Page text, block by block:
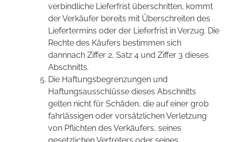
verbindliche Lieferfrist überschritten, kommt
der Verkäufer bereits mit Überschreiten des
Liefertermins oder der Lieferfrist in Verzug. Die
Rechte des Käufers bestimmen sich
dannnach Ziffer 2, Satz 4 und Ziffer 3 dieses
Abschnitts.
Die Haftungsbegrenzungen und
Haftungsausschlüsse dieses Abschnitts
gelten nicht für Schäden, die auf einer grob
fahrlässigen oder vorsätzlichen Verletzung
von Pflichten des Verkäufers, seines